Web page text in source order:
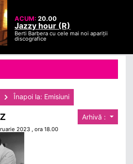
ACUM:20.00
Jazzy hour (R)
Berti Barbera cu cele mai noi apariții
discografice
Înapoi la: Emisiuni
Arhivă :
2023 , ora 18.00